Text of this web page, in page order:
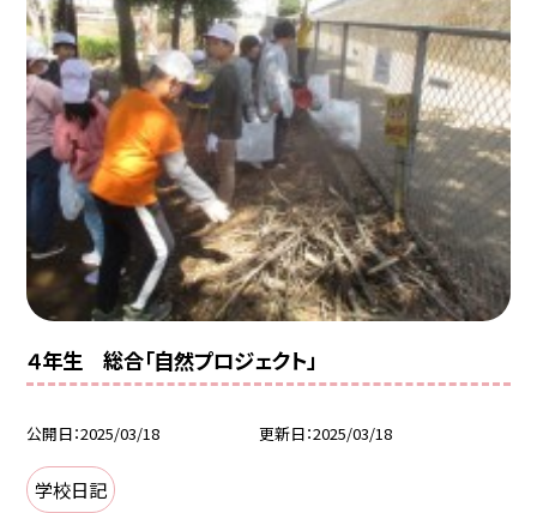
４年生 総合「自然プロジェクト」
公開日 2025/03/18 更新日 2025/03/18
学校日記